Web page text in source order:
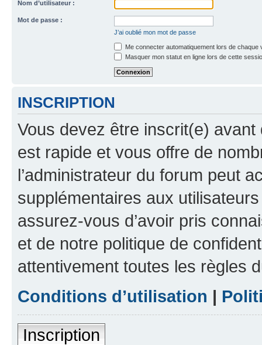
Nom d’utilisateur :
Mot de passe :
J’ai oublié mon mot de passe
Me connecter automatiquement lors de chaque
Masquer mon statut en ligne lors de cette
INSCRIPTION
Vous devez être inscrit(e) avant
est rapide et vous offre de
l’administrateur du forum peut
supplémentaires aux
assurez-vous d’avoir pris
et de notre politique de
attentivement toutes les règles
Conditions d’utilisation |
Inscription